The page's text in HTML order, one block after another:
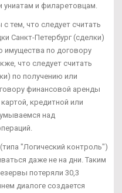
униатам и филаретовцам.
тем, что следует считать
Санкт-Петербург (сделки)
имущества по договору
что следует считать
по получению или
финансовой аренды
кредитной или
над
"Логический контроль")
даже не на дни. Таким
потеряли 30,3
диалоге создается